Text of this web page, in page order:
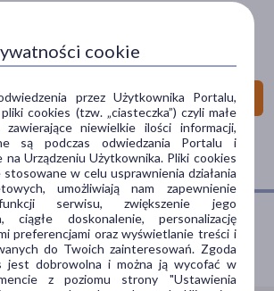
30 szt.
Do koszyka
(4)
(4)
z farmaceutą
cookie
przez Użytkownika Portalu,
cookies (tzw. „ciasteczka”) czyli małe
niewielkie ilości informacji,
są podczas odwiedzania Portalu i
na Urządzeniu Użytkownika. Pliki cookies
w celu usprawnienia działania
umożliwiają nam zapewnienie
serwisu, zwiększenie jego
ciągłe doskonalenie, personalizację
preferencjami oraz wyświetlanie treści i
do Twoich zainteresowań. Zgoda
jest dobrowolna i można ją wycofać w
z poziomu strony "Ustawienia